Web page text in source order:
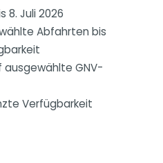
8. Juli 2026
Abfahrten bis
ausgewählte GNV-
Verfügbarkeit